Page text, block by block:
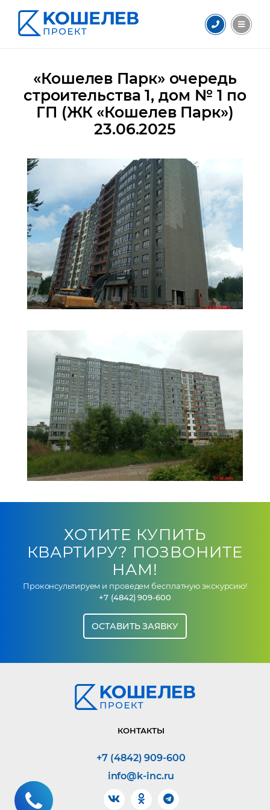
«Кошелев Парк» очередь
строительства 1, дом № 1 по
ГП (ЖК «Кошелев Парк»)
23.06.2025
ХОТИТЕ КУПИТЬ
КВАРТИРУ? ПОЗВОНИТЕ
НАМ!
Проконсультируем и проведем бесплатную экскурсию!
+7 (4842) 909-600
ОСТАВИТЬ ЗАЯВКУ
КОНТАКТЫ
+7 (4842) 909-600
info@k-inc.ru